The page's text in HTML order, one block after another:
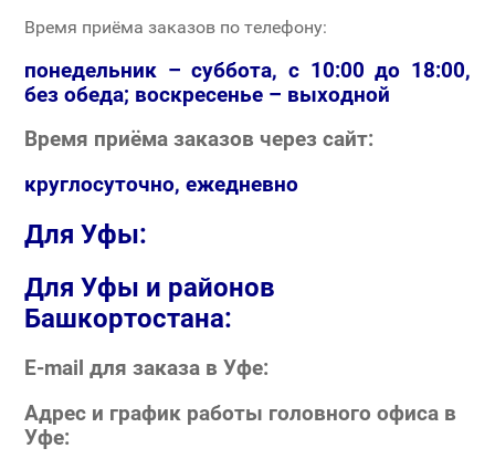
Время приёма заказов по телефону:
понедельник – суббота, с 10:00 до 18:00,
без обеда; воскресенье – выходной
Время приёма заказов через сайт:
круглосуточно, ежедневно
Для Уфы:
Для Уфы и районов
Башкортостана:
E-mail для заказа в Уфе:
Адрес и график работы головного офиса в
Уфе: